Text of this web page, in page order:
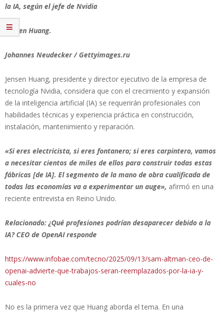
la IA, según el jefe de Nvidia
Jensen Huang.
Johannes Neudecker / Gettyimages.ru
Jensen Huang, presidente y director ejecutivo de la empresa de
tecnología Nvidia, considera que con el crecimiento y expansión
de la inteligencia artificial (IA) se requerirán profesionales con
habilidades técnicas y experiencia práctica en construcción,
instalación, mantenimiento y reparación.
«Si eres electricista, si eres fontanero; si eres carpintero, vamos
a necesitar cientos de miles de ellos para construir todas estas
fábricas [de IA]. El segmento de la mano de obra cualificada de
todas las economías va a experimentar un auge», afirmó en una
reciente entrevista en Reino Unido.
Relacionado: ¿Qué profesiones podrían desaparecer debido a la
IA? CEO de OpenAI responde
https://www.infobae.com/tecno/2025/09/13/sam-altman-ceo-de-
openai-advierte-que-trabajos-seran-reemplazados-por-la-ia-y-
cuales-no
No es la primera vez que Huang aborda el tema. En una